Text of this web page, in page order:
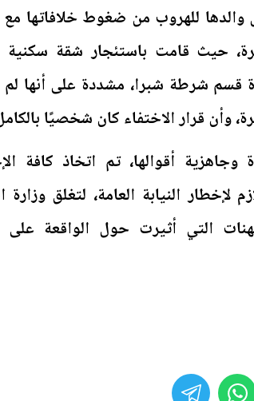
للهروب من ضغوط خلافاتها مع
حيث قامت باستئجار شقة سكنية
قسم شرطة شبرا، مشددة على أنها
وأن قرار الاختفاء كان شخصيًا
أقوالها، تم اتخاذ كافة
لإخطار النيابة العامة، لتغلق وزارة
التي أثيرت حول الواقعة